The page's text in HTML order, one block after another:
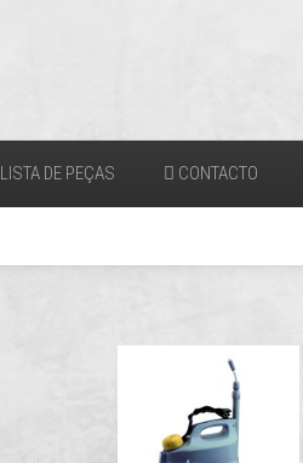
LISTA DE PEÇAS CONTACTO